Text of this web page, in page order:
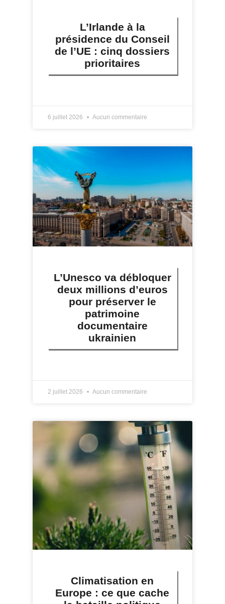
L’Irlande à la
présidence du Conseil
de l’UE : cinq dossiers
prioritaires
6 juillet 2026 Aucun commentaire
L’Unesco va débloquer
deux millions d’euros
pour préserver le
patrimoine
documentaire
ukrainien
2 juillet 2026 Aucun commentaire
Climatisation en
Europe : ce que cache